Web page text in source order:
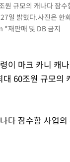
규모의 캐나다 잠
일 밝혔다.사진은
*재판매 및 DB 금지
이 마크 카니 캐
60조원 규모의
다 잠수함 사업